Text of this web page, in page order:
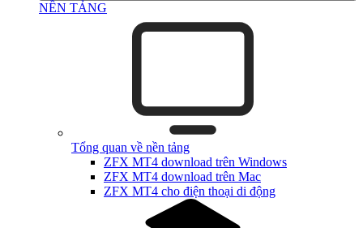
NỀN TẢNG
Tổng quan về nền tảng
ZFX MT4 download trên Windows
ZFX MT4 download trên Mac
ZFX MT4 cho điện thoại di động